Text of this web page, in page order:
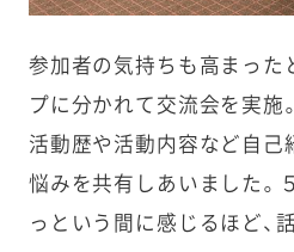
参加者の気持ちも高まった
プに分かれて交流会を実施。
活動歴や活動内容など自己
悩みを共有しあいました。
っという間に感じるほど、